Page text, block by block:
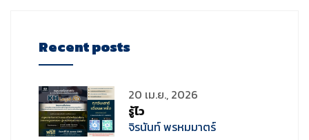
Recent posts
20 เม.ย., 2026
รู้ไว
จิรนันท์ พรหมมาตร์